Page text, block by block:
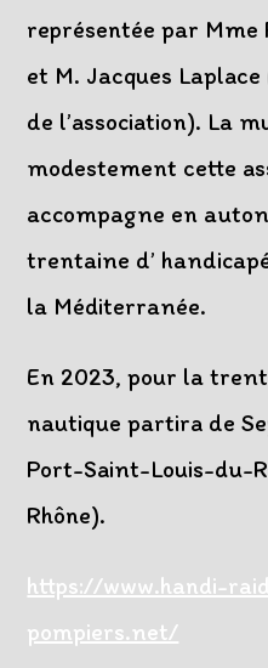
représentée par
et M. Jacques
de l’association). La
modestement cette
accompagne en
trentaine d’
la Méditerranée.
En 2023, pour la
nautique partira de
Port-Saint-Louis-du-
Rhône).
https://www.handi-
pompiers.net/